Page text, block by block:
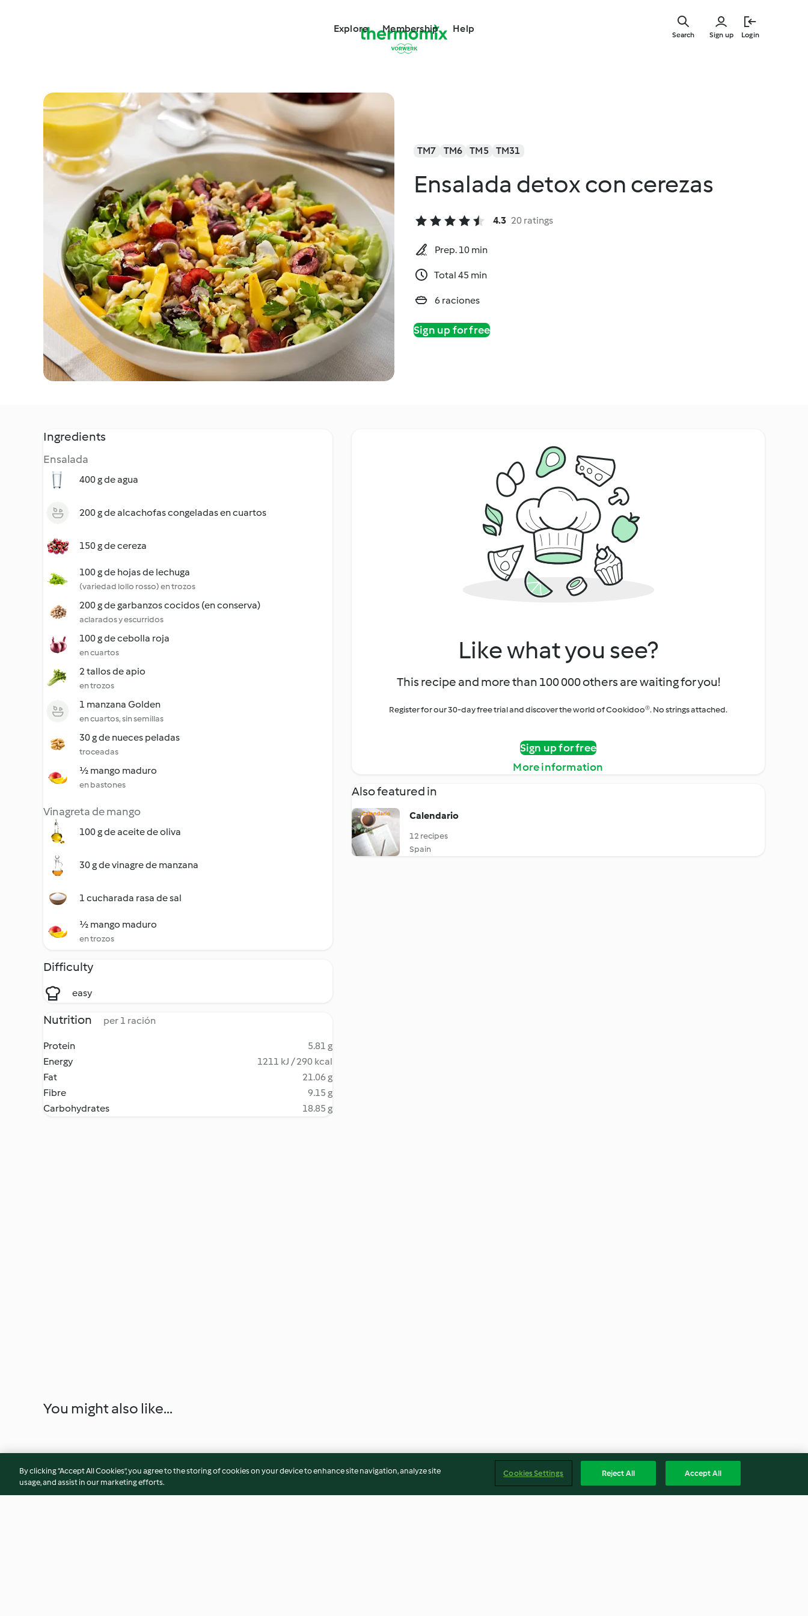
Explore Membership Help
Sign up Login
Search
TM7 TM6 TM5 TM31
Ensalada detox con cerezas
4.3 20 ratings
Prep. 10 min
Total 45 min
6 raciones
Sign up for free
Ingredients
Ensalada
400 g de agua
200 g de alcachofas congeladas en cuartos
150 g de cereza
100 g de hojas de lechuga
(variedad lollo rosso) en trozos
200 g de garbanzos cocidos (en conserva)
aclarados y escurridos
100 g de cebolla roja
en cuartos
2 tallos de apio
en trozos
1 manzana Golden
en cuartos, sin semillas
30 g de nueces peladas
troceadas
½ mango maduro
en bastones
Vinagreta de mango
100 g de aceite de oliva
30 g de vinagre de manzana
1 cucharada rasa de sal
½ mango maduro
en trozos
Difficulty
easy
Nutrition per 1 ración
Protein
5.81 g
Energy
1211 kJ / 290 kcal
Fat
21.06 g
Fibre
9.15 g
Carbohydrates
18.85 g
Like what you see?
This recipe and more than 100 000 others are waiting for you!
Register for our 30-day free trial and discover the world of Cookidoo®. No strings attached.
Sign up for free
More information
Also featured in
Calendario
12 recipes
Spain
You might also like...
By clicking “Accept All Cookies”, you agree to the storing of cookies on your device to enhance site navigation, analyze site
usage, and assist in our marketing efforts.
Cookies Settings Reject All Accept All